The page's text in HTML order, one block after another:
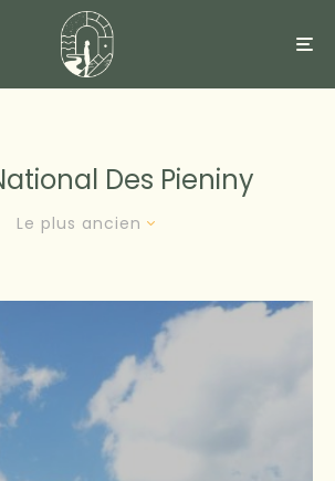
Des Pieniny
Le plus ancien